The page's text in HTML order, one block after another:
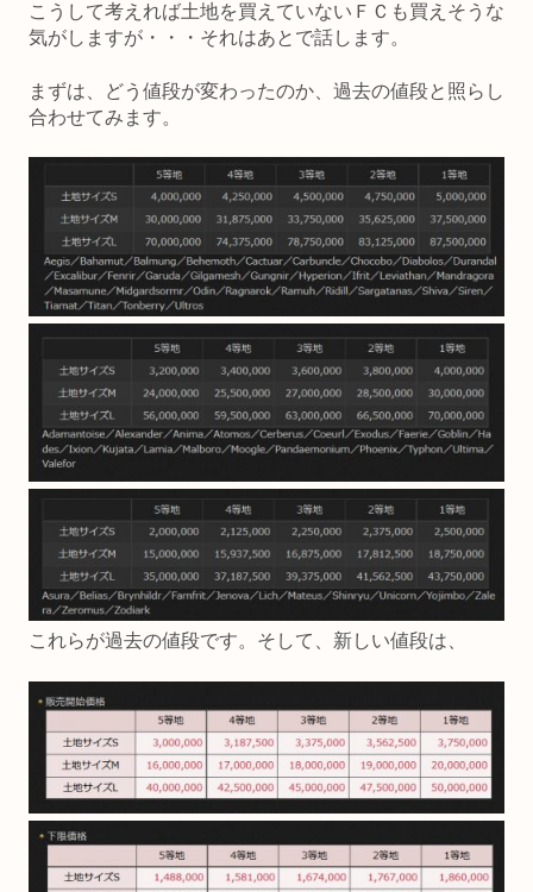
こうして考えれば土地を買えていないＦＣも買えそうな
気がしますが・・・それはあとで話します。
まずは、どう値段が変わったのか、過去の値段と照らし
合わせてみます。
これらが過去の値段です。そして、新しい値段は、